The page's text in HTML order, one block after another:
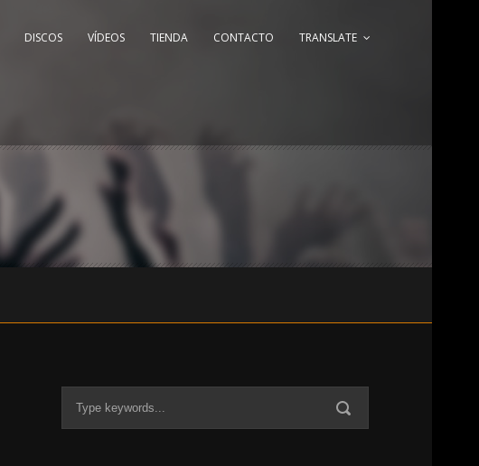
DISCOS VÍDEOS TIENDA CONTACTO TRANSLATE